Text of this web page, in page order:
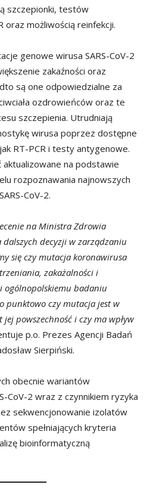
szczepionki, testów
oraz możliwością reinfekcji.
genowe wirusa SARS-CoV-2
zakaźności oraz
są one odpowiedzialne za
ozdrowieńców oraz te
szczepienia. Utrudniają
wirusa poprzez dostępne
RT-PCR i testy antygenowe.
na podstawie
rozpoznawania najnowszych
CoV-2.
na Ministra Zdrowia
decyzji w zarządzaniu
się czy mutacja koronawirusa
zakażalności i
ogólnopolskiemu badaniu
punktowo czy mutacja jest w
jej powszechność i czy ma wpływ
p.o. Prezes Agencji Badań
Sierpiński.
obecnie wariantów
CoV-2 wraz z czynnikiem ryzyka
sekwencjonowanie izolatów
spełniających kryteria
bioinformatyczną